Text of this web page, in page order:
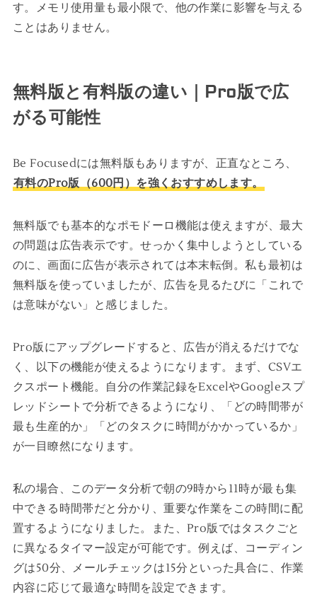
す。メモリ使用量も最小限で、他の作業に影響を与える
ことはありません。
無料版と有料版の違い｜Pro版で広
がる可能性
Be Focusedには無料版もありますが、正直なところ、
有料のPro版（600円）を強くおすすめします。
無料版でも基本的なポモドーロ機能は使えますが、最大
の問題は広告表示です。せっかく集中しようとしている
のに、画面に広告が表示されては本末転倒。私も最初は
無料版を使っていましたが、広告を見るたびに「これで
は意味がない」と感じました。
Pro版にアップグレードすると、広告が消えるだけでな
く、以下の機能が使えるようになります。まず、CSVエ
クスポート機能。自分の作業記録をExcelやGoogleスプ
レッドシートで分析できるようになり、「どの時間帯が
最も生産的か」「どのタスクに時間がかかっているか」
が一目瞭然になります。
私の場合、このデータ分析で朝の9時から11時が最も集
中できる時間帯だと分かり、重要な作業をこの時間に配
置するようになりました。また、Pro版ではタスクごと
に異なるタイマー設定が可能です。例えば、コーディン
グは50分、メールチェックは15分といった具合に、作業
内容に応じて最適な時間を設定できます。